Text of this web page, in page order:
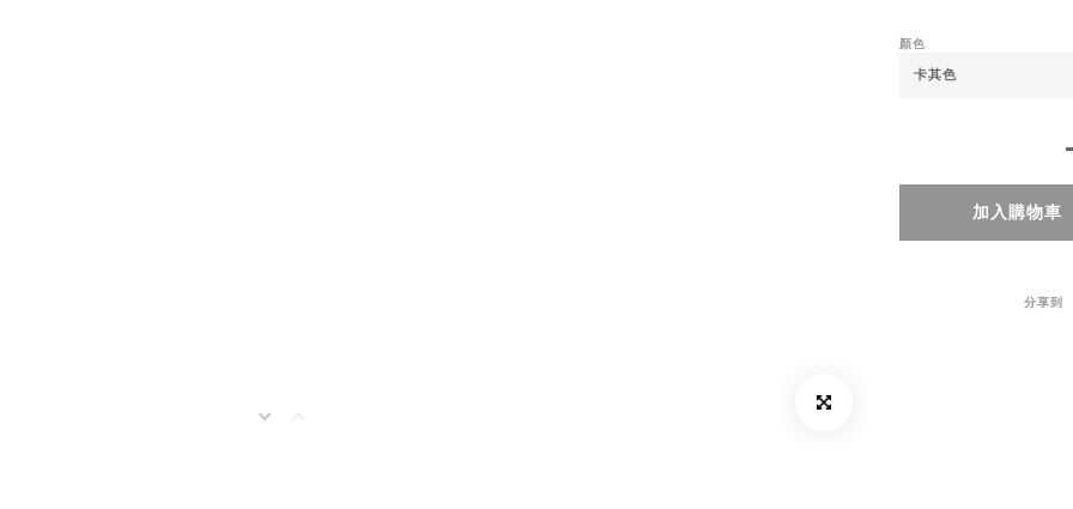
顏色
加入購物車
分享到